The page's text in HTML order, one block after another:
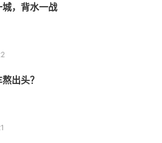
城，背水一战
出头？